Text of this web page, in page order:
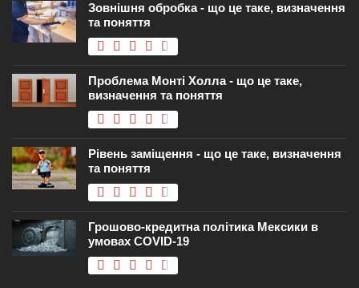
Зовнішня обробка - що це таке, визначення
та поняття
Проблема Монті Холла - що це таке,
визначення та поняття
Рівень заміщення - що це таке, визначення
та поняття
Грошово-кредитна політика Мексики в
умовах COVID-19